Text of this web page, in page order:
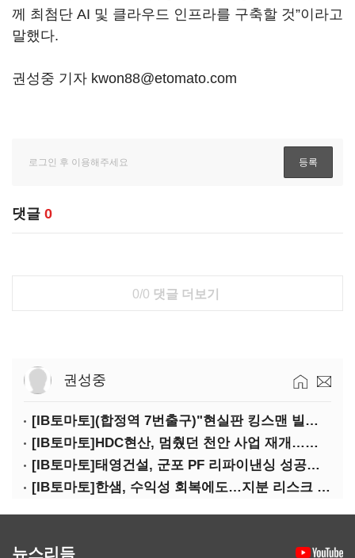
께 최첨단 AI 및 클라우드 인프라를 구축할 것”이라고
말했다.
권성중 기자 kwon88@etomato.com
댓글 0
0/0 댓글 더보기
권성중
[IB토마토](합정역 7번출구)"현실판 킹스맨 빌런?"…일론 머스크의 양면성
[IB토마토]HDC현산, 멈췄던 천안 사업 재개…우발채무 부담 줄인다
[IB토마토]태영건설, 군포 PF 리파이낸싱 성공…후속사업 '청신호'
[IB토마토]한샘, 수익성 회복에도…지분 리스크 덮친다
뉴스리듬